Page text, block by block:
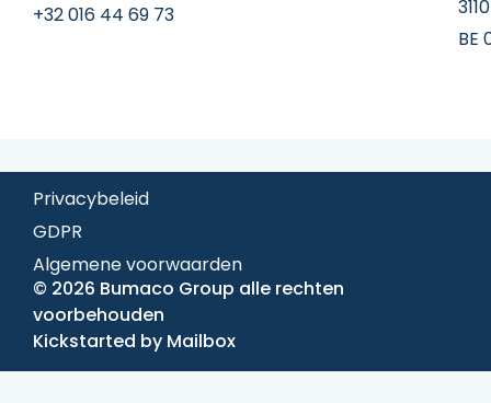
+32 016 44 69 73
BE
Privacybeleid
GDPR
Algemene voorwaarden
© 2026 Bumaco Group alle rechten
voorbehouden
Kickstarted by Mailbox